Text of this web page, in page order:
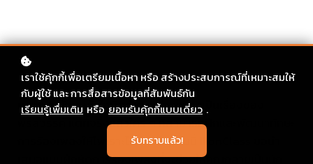
หลายคนมักจะเข้าใจผิดว่าการร้องเพลงเป็นเรื่องของ
พรสวรรค์ แต่ที่จริงแล้วใคร ๆ ก็สามารถฝึกและพัฒนาทักษะ
การร้องเพลงให้ไพเราะได้ ในบทความนี้ IkonClass ขอนำ
เสนอแบบฝึกหัดการร้องเพลงที่จะช่วยให้คุณกลายเป็นนัก
เราใช้คุ้กกี้เพื่อเตรียมเนื้อหา หรือ สร้างประสบการณ์ที่เหมาะสมให้
กับผู้ใช้ และ การสื่อสารข้อมูลที่สัมพันธ์กัน
เรียนรู้เพื่มเติม หรือ ยอมรับคุ้กกี้แบบเดี่ยว .
รับทราบแล้ว!